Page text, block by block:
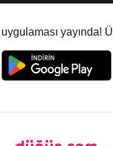
yayında!